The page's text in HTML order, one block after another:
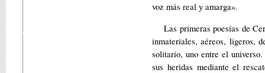
voz más real y amarga».
Las primeras poesías de
inmateriales, aéreos, ligeros,
solitario, uno entre el
sus heridas mediante el